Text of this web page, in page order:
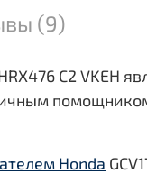
(9)
C2 VKEH
Honda